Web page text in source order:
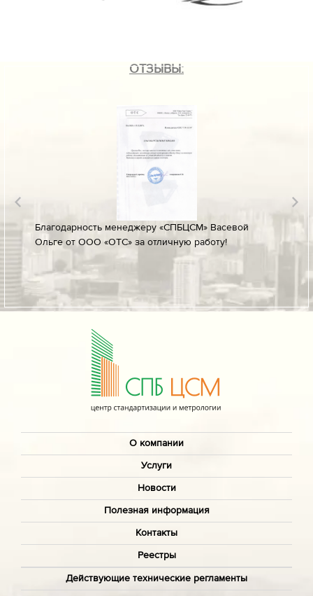
ОТЗЫВЫ:
Благодарность менеджеру «СПБЦСМ» Васевой
Ольге от ООО «ОТС» за отличную работу!
О компании
Услуги
Новости
Полезная информация
Контакты
Реестры
Действующие технические регламенты